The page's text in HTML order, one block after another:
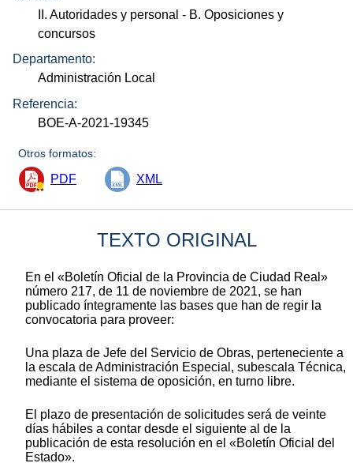
II. Autoridades y personal - B. Oposiciones y
concursos
Departamento:
Administración Local
Referencia:
BOE-A-2021-19345
Otros formatos:
PDF XML
TEXTO ORIGINAL
En el «Boletín Oficial de la Provincia de Ciudad Real»
número 217, de 11 de noviembre de 2021, se han
publicado íntegramente las bases que han de regir la
convocatoria para proveer:
Una plaza de Jefe del Servicio de Obras, perteneciente a
la escala de Administración Especial, subescala Técnica,
mediante el sistema de oposición, en turno libre.
El plazo de presentación de solicitudes será de veinte
días hábiles a contar desde el siguiente al de la
publicación de esta resolución en el «Boletín Oficial del
Estado».